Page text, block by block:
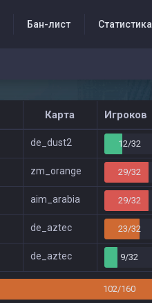
Бан-лист Статистика
Карта Игроков
de_dust2 12/32
zm_orange 29/32
aim_arabia 29/32
de_aztec 23/32
de_aztec 9/32
102/160